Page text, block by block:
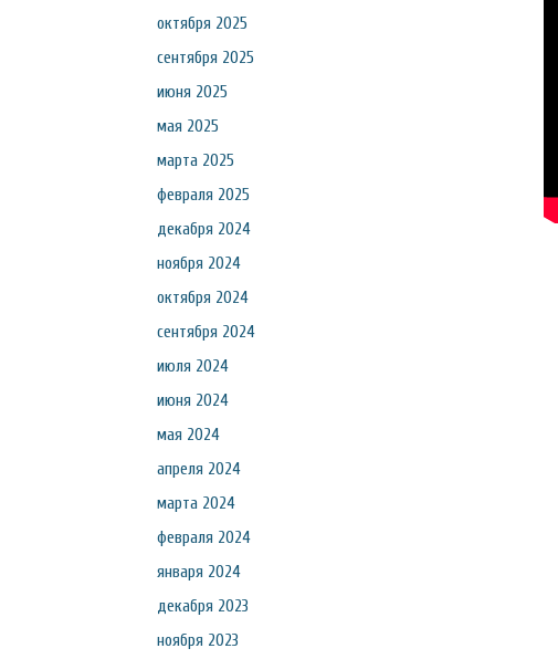
октября 2025
сентября 2025
июня 2025
мая 2025
марта 2025
февраля 2025
декабря 2024
ноября 2024
октября 2024
сентября 2024
июля 2024
июня 2024
мая 2024
апреля 2024
марта 2024
февраля 2024
января 2024
декабря 2023
ноября 2023